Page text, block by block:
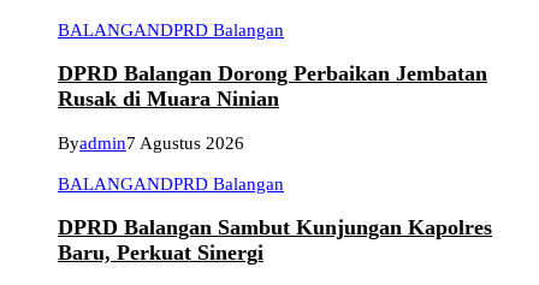
BALANGANDPRD Balangan
DPRD Balangan Dorong Perbaikan Jembatan
Rusak di Muara Ninian
Byadmin7 Agustus 2026
BALANGANDPRD Balangan
DPRD Balangan Sambut Kunjungan Kapolres
Baru, Perkuat Sinergi